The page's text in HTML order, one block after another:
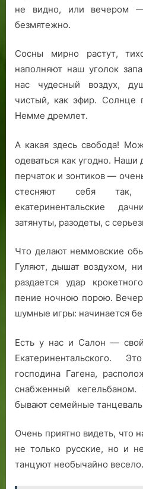
не видно, или вечером
безмятежно.
Сосны мирно растут,
наполняют наш уголок
нас чудесный воздух,
чистый, как эфир. Солнце
Немме дремлет.
А какая здесь свобода!
одеваться как угодно.
перчаток и зонтиков —
стесняют себя
екатеринентальские
затянуты, разодеты, с
Что делают неммовские
Гуляют, дышат воздухом,
раздается удар
пение ночною порою.
шумные игры: начинается
Есть у нас и Салон —
Екатеринентальского.
господина Гагена,
снабженный
бывают семейные
Очень приятно видеть, что
не только русские, но и
танцуют необычайно